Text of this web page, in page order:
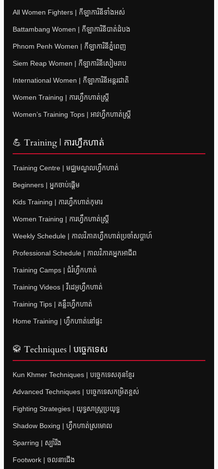
All Women Fighters | កីឡាការិនីទាំងអស់
Battambang Women | កីឡាការិនីបាត់ដំបង
Phnom Penh Women | កីឡាការិនីភ្នំពេញ
Siem Reap Women | កីឡាការិនីសៀមរាប
International Women | កីឡាការិនីអន្តរជាតិ
Women Training | ការហ្វឹកហាត់ស្ត្រី
Women’s Training Tops | អាវហ្វឹកហាត់ស្ត្រី
💪 Training | ការហ្វឹកហាត់
Training Centre | មជ្ឈមណ្ឌលហ្វឹកហាត់
Beginners | អ្នកចាប់ផ្តើម
Kids Training | ការហ្វឹកហាត់កុមារ
Women Training | ការហ្វឹកហាត់ស្ត្រី
Weekly Schedule | កាលវិភាគហ្វឹកហាត់ប្រចាំសប្តាហ៍
Professional Schedule | កាលវិភាគអ្នកអាជីព
Training Camps | ជំរំហ្វឹកហាត់
Training Videos | វីដេអូហ្វឹកហាត់
Training Tips | គន្លឹះហ្វឹកហាត់
Home Training | ហ្វឹកហាត់នៅផ្ទះ
🥋 Techniques | បច្ចេកទេស
Kun Khmer Techniques | បច្ចេកទេសគុនខ្មែរ
Advanced Techniques | បច្ចេកទេសកម្រិតខ្ពស់
Fighting Strategies | យុទ្ធសាស្ត្រប្រយុទ្ធ
Shadow Boxing | ហ្វឹកហាត់ស្រមោល
Sparring | ស្ប៉ារីង
Footwork | ចលនាជើង